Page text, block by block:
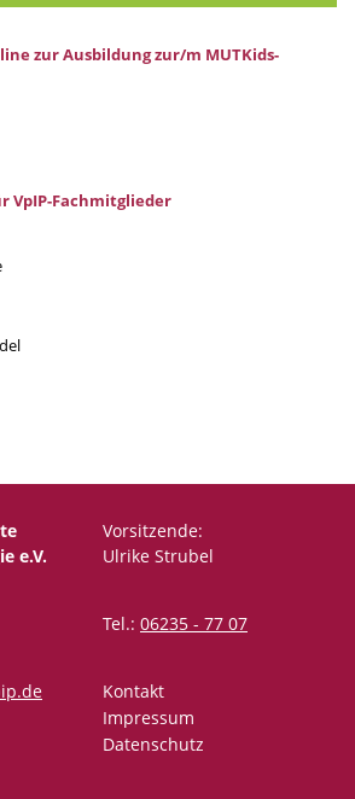
zur Ausbildung zur/m MUTKids-
VpIP-Fachmitglieder
e.V.
Vorsitzende:
Ulrike Strubel
Tel.: 06235 - 77 07
Kontakt
Impressum
Datenschutz